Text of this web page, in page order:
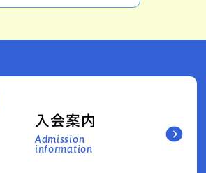
入会案内
Admission
information